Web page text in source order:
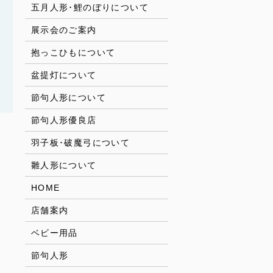
五月人形･鯉のぼりについて
展示会のご案内
抱っこひもについて
盆提灯について
節句人形について
節句人形優良店
羽子板･破魔弓について
雛人形について
HOME
店舗案内
ベビー用品
節句人形